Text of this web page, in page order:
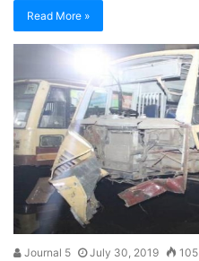
Read More »
Journal 5 July 30, 2019 105